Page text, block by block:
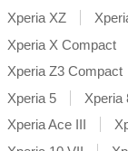
Xperia XZ
Xperia X Compact
Xperia Z3 Compact
Xperia 5
Xperia
Xperia Ace III